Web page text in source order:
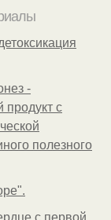
-
продукт с
полезного
с первой